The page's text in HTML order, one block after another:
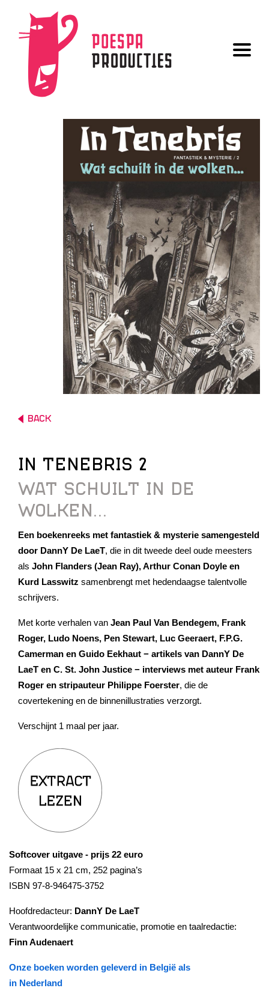
UITGAVEN
AUTEURS
OVER ONS
GRAFISCHE VORMGEVING
BACK
IN TENEBRIS 2
WAT SCHUILT IN DE
WOLKEN...
Een boekenreeks met fantastiek & mysterie samengesteld
door DannY De LaeT, die in dit tweede deel oude meesters
als John Flanders (Jean Ray), Arthur Conan Doyle en
Kurd Lasswitz samenbrengt met hedendaagse talentvolle
schrijvers.
Met korte verhalen van Jean Paul Van Bendegem, Frank
Roger, Ludo Noens, Pen Stewart, Luc Geeraert, F.P.G.
Camerman en Guido Eekhaut − artikels van DannY De
LaeT en C. St. John Justice − interviews met auteur Frank
Roger en stripauteur Philippe Foerster, die de
covertekening en de binnenillustraties verzorgt.
Verschijnt 1 maal per jaar.
Softcover uitgave - prijs 22 euro
Formaat 15 x 21 cm, 252 pagina’s
ISBN 97-8-946475-3752
Hoofdredacteur: DannY De LaeT
Verantwoordelijke communicatie, promotie en taalredactie:
Finn Audenaert
Onze boeken worden geleverd in België als
in Nederland